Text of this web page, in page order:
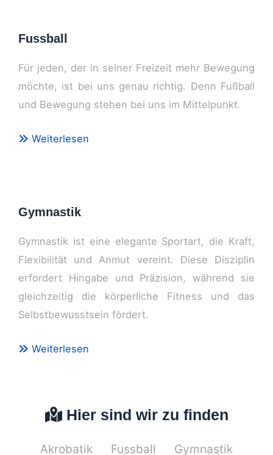
Fussball
Für jeden, der in seiner Freizeit mehr Bewegung
möchte, ist bei uns genau richtig. Denn Fußball
und Bewegung stehen bei uns im Mittelpunkt.
Weiterlesen
Gymnastik
Gymnastik ist eine elegante Sportart, die Kraft,
Flexibilität und Anmut vereint. Diese Disziplin
erfordert Hingabe und Präzision, während sie
gleichzeitig die körperliche Fitness und das
Selbstbewusstsein fördert.
Weiterlesen
Hier sind wir zu finden
Akrobatik Fussball
Gymnastik